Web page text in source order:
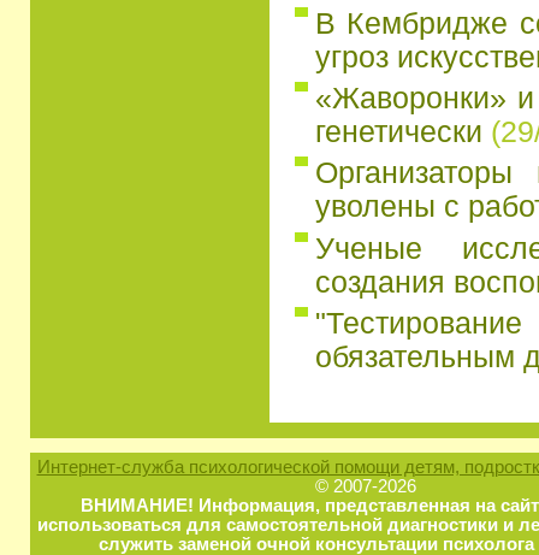
В Кембридже
угроз
«Жаворонки»
генетически
уволены с
Ученые
создания
обязательным
Интернет-служба психологической помощи детям,
© 2007-2026
ВНИМАНИЕ! Информация, представленная на
использоваться для самостоятельной диагностики и
служить заменой очной консультации